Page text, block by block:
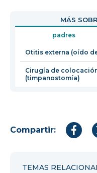
MÁS
padres
Otitis externa (oído
Cirugía de
(timpanostomía)
Compartir:
TEMAS